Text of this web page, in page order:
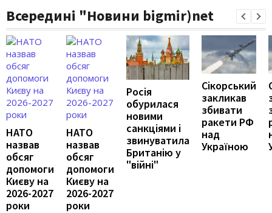
Всередині "Новини bigmir)net
НАТО
назвав
обсяг
допомоги
Києву на
2026-2027
роки
НАТО
назвав
обсяг
допомоги
Києву на
2026-2027
роки
Росія
обурилася
новими
санкціями і
звинуватила
Британію у
"війні"
Сікорський
закликав
збивати
ракети РФ
над
Україною